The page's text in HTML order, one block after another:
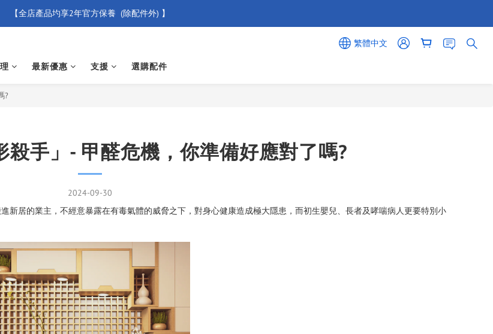
【買滿 $500 免運費】
【全店產品圴享2年官方保養  (除配件外) 】
【買滿 $500 免運費】
繁體中文
最新優惠 支援 選購配件
?
殺手」- 甲醛危機，你準備好應對了嗎?
2024-09-30
新居的業主，不經意暴露在有毒氣體的威脅之下，對身心健康造成極大隱患，而初生嬰兒、長者及哮喘病人更要特別小